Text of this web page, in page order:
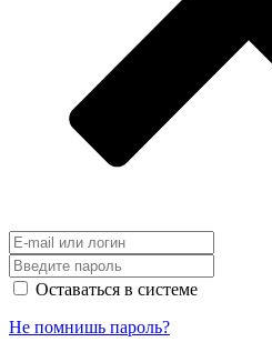
Оставаться в системе
Не помнишь пароль?